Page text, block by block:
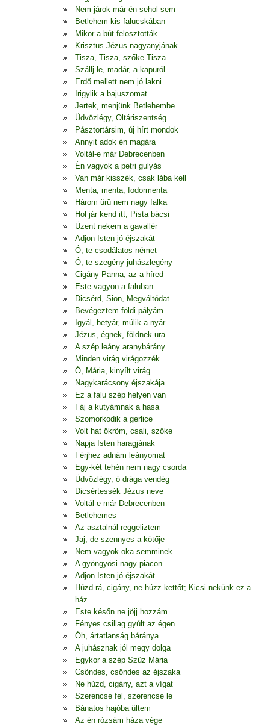
Nem járok már én sehol sem
Betlehem kis falucskában
Mikor a bút felosztották
Krisztus Jézus nagyanyjának
Tisza, Tisza, szőke Tisza
Szállj le, madár, a kapuról
Erdő mellett nem jó lakni
Irigylik a bajuszomat
Jertek, menjünk Betlehembe
Üdvözlégy, Oltáriszentség
Pásztortársim, új hírt mondok
Annyit adok én magára
Voltál-e már Debrecenben
Én vagyok a petri gulyás
Van már kisszék, csak lába kell
Menta, menta, fodormenta
Három ürü nem nagy falka
Hol jár kend itt, Pista bácsi
Üzent nekem a gavallér
Adjon Isten jó éjszakát
Ó, te csodálatos német
Ó, te szegény juhászlegény
Cigány Panna, az a híred
Este vagyon a faluban
Dicsérd, Sion, Megváltódat
Bevégeztem földi pályám
Igyál, betyár, múlik a nyár
Jézus, égnek, földnek ura
A szép leány aranybárány
Minden virág virágozzék
Ó, Mária, kinyílt virág
Nagykarácsony éjszakája
Ez a falu szép helyen van
Fáj a kutyámnak a hasa
Szomorkodik a gerlice
Volt hat ökröm, csali, szőke
Napja Isten haragjának
Férjhez adnám leányomat
Egy-két tehén nem nagy csorda
Üdvözlégy, ó drága vendég
Dicsértessék Jézus neve
Voltál-e már Debrecenben
Betlehemes
Az asztalnál reggeliztem
Jaj, de szennyes a kötője
Nem vagyok oka semminek
A gyöngyösi nagy piacon
Adjon Isten jó éjszakát
Húzd rá, cigány, ne húzz kettőt; Kicsi nekünk ez a
ház
Este későn ne jöjj hozzám
Fényes csillag gyúlt az égen
Óh, ártatlanság báránya
A juhásznak jól megy dolga
Egykor a szép Szűz Mária
Csöndes, csöndes az éjszaka
Ne húzd, cigány, azt a vígat
Szerencse fel, szerencse le
Bánatos hajóba ültem
Az én rózsám háza vége